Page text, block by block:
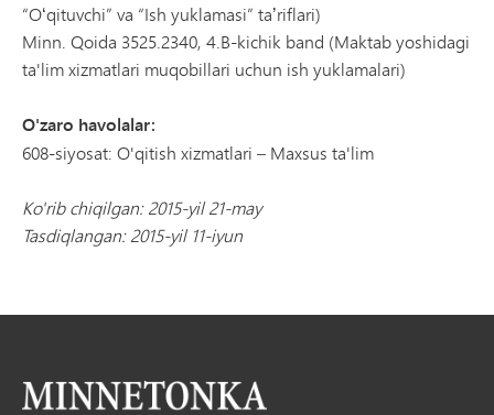
“Oʻqituvchi” va “Ish yuklamasi” taʼriflari)
Minn. Qoida 3525.2340, 4.B-kichik band (Maktab yoshidagi
ta'lim xizmatlari muqobillari uchun ish yuklamalari)
O'zaro havolalar:
608-siyosat: O'qitish xizmatlari – Maxsus ta'lim
Ko'rib chiqilgan: 2015-yil 21-may
Tasdiqlangan: 2015-yil 11-iyun